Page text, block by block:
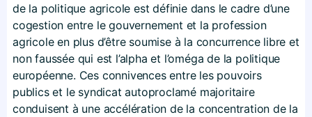
de la politique agricole est définie dans le cadre d’une
cogestion entre le gouvernement et la profession
agricole en plus d’être soumise à la concurrence libre et
non faussée qui est l’alpha et l’oméga de la politique
européenne. Ces connivences entre les pouvoirs
publics et le syndicat autoproclamé majoritaire
conduisent à une accélération de la concentration de la